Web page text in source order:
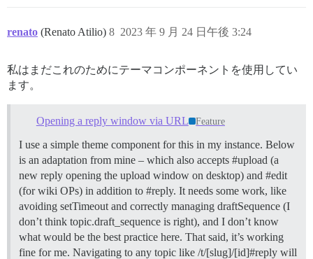
renato (Renato Atilio) 2023 年 9 月 24 日午後 3:24
8
私はまだこれのためにテーマコンポーネントを使用してい
ます。
Opening a reply window via URL Feature
I use a simple theme component for this in my instance. Below
is an adaptation from mine – which also accepts #upload (a
new reply opening the upload window on desktop) and #edit
(for wiki OPs) in addition to #reply. It needs some work, like
avoiding setTimeout and correctly managing draftSequence (I
don’t think topic.draft_sequence is right), and I don’t know
what would be the best practice here. That said, it’s working
fine for me. Navigating to any topic like /t/[slug]/[id]#reply will